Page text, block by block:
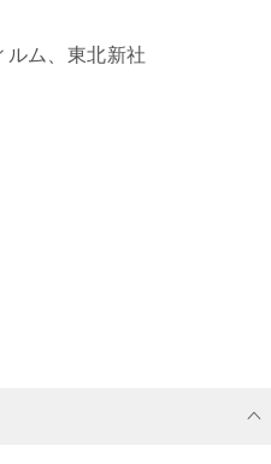
ルム、東北新社